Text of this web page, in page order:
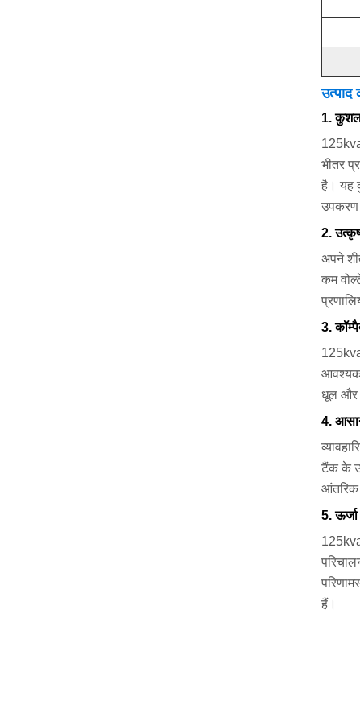
उत्पाद
1. कुशल
भीतर
है। यह
उपकरण
2.
अपने
कम
3.
धूल और
4.
टैंक के
आंतरिक
5. ऊर्जा
हैं।